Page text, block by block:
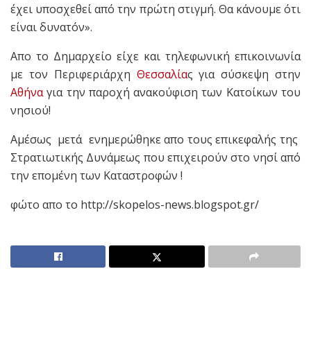
έχει υποσχεθεί από την πρώτη στιγμή. Θα κάνουμε ότι
είναι δυνατόν».
Απο το Δημαρχείο είχε και τηλεφωνική επικοινωνία
με τον Περιφεριάρχη Θεσσαλίας για σύσκεψη στην
Αθήναγια την παροχή ανακούφιση των Κατοίκων του
νησιού!
Αμέσως μετά ενημερώθηκε απο τους επικεφαλής της
Στρατιωτικής Δυνάμεως που επιχειρούν στο νησί από
την επομένη των Καταστροφών !
φώτο απο το http://skopelos-news.blogspot.gr/